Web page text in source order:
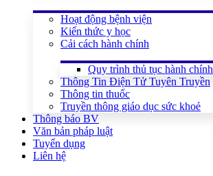
Hoạt động bệnh viện
Kiến thức y học
Cải cách hành chính
Quy trình thủ tục hành chính
Thông Tin Điện Tử Tuyên Truyền
Thông tin thuốc
Truyền thông giáo dục sức khoẻ
Thông báo BV
Văn bản pháp luật
Tuyển dụng
Liên hệ